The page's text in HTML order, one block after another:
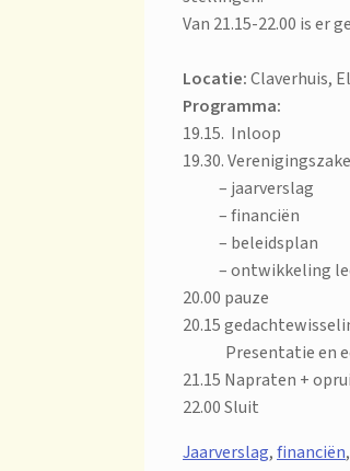
Van 21.15-22.00 is er
Locatie:Claverhuis,
Programma:
19.15. Inloop
19.30.
– jaarverslag
– financiën
– beleidsplan
– ontwikkeling
20.00 pauze
20.15
Presentatie en
21.15 Napraten +
22.00 Sluit
Jaarverslag,financiën,